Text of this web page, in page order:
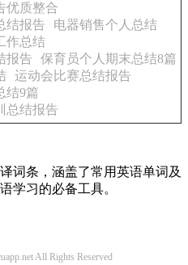
优质整合
结报告
电器销售个人总结
作总结
报告
保育员个人期末总结8篇
运动会比赛总结报告
结9篇
总结报告
词条，涵盖了常用英语单词及
学习的必备工具。
All Rights Reserved